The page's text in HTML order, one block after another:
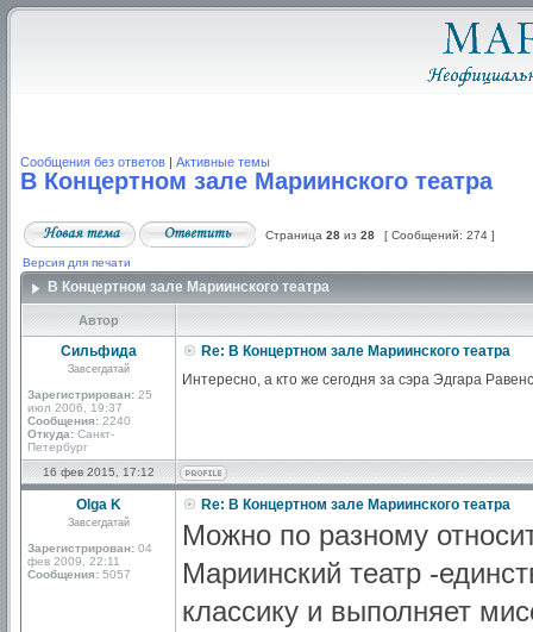
Сообщения без ответов | Активные темы
В Концертном зале Мариинского театра
Страница 28 из 28 [ Сообщений: 274 ]
Версия для печати
В Концертном зале Мариинского театра
Автор
Сильфида
Завсегдатай
Зарегистрирован: 25
июл 2006, 19:37
Сообщения: 2240
Откуда: Санкт-
Петербург
Re: В Концертном зале Мариинского театра
Интересно, а кто же сегодня за сэра Эдгара
16 фев 2015, 17:12
Olga K
Завсегдатай
Зарегистрирован: 04
фев 2009, 22:11
Сообщения: 5057
Re: В Концертном зале Мариинского театра
Можно по разному
Мариинский театр -
классику и выполняет